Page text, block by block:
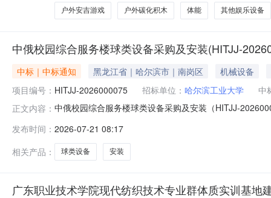
户外安吉游戏 户外碳化积木 体能 其他娱乐设备
中俄校园综合服务楼球类设备采购及安装(HITJJ-
中标｜中标通知 黑龙江省｜哈尔滨市｜南岗区
机械设备
项目编号： HITJJ-2026000075 招标单位： 哈尔滨工业大学
中
正文内容： 中俄校园综合服务楼球类设备采购及安装（HITJJ-
工业大学付款方式：一次付清联系人：联系电话：签约
发布时间： 2026-07-21 08:17
相关产品：
球类设备 安装
广东职业技术学院现代纺织技术专业群体质实训基